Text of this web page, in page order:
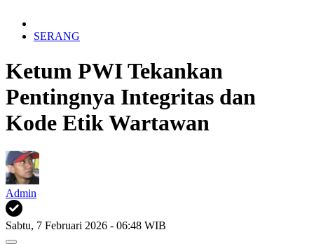
SERANG
Ketum PWI Tekankan
Pentingnya Integritas dan
Kode Etik Wartawan
Admin
Sabtu, 7 Februari 2026 - 06:48 WIB